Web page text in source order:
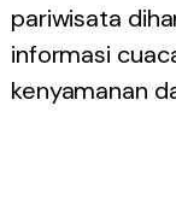
pariwisata
informasi
kenyamanan